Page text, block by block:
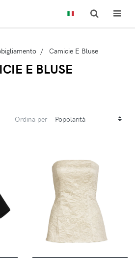
Camicie E Bluse
E BLUSE
Ordina per